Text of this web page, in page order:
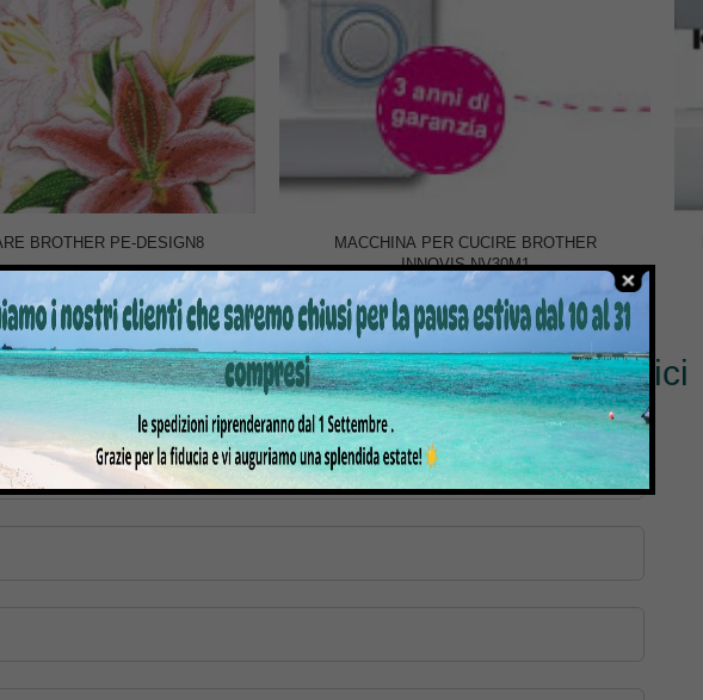
BROTHER PE-DESIGN8
€ 1.599,00€
MACCHINA PER CUCIRE BROTHER
INNOVIS NV30M1
399,00 649,00
informazioni su questo prodotto? Scrivici